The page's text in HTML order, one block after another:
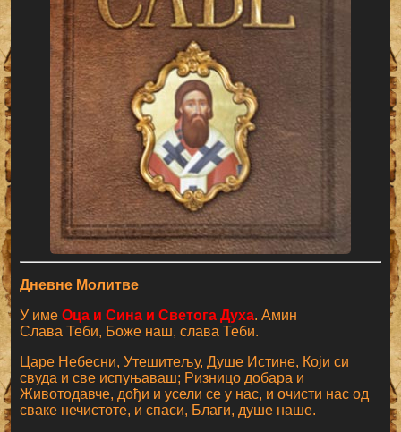
Дневне Молитве
У имеОца и Сина и Светога Духа. Амин
Слава Теби, Боже наш, слава Теби.
Царе Небесни, Утешитељу, Душе Истине, Који си
свуда и све испуњаваш; Ризницо добара и
Животодавче, дођи и усели се у нас, и очисти нас од
сваке нечистоте, и спаси, Благи, душе наше.